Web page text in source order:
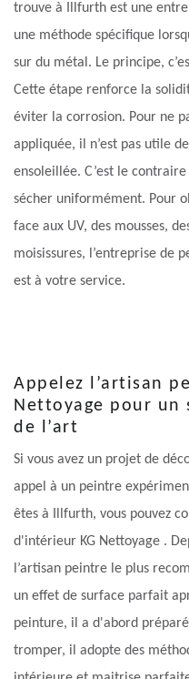
trouve à Illfurth est une
une méthode spécifique
sur du métal. Le principe,
Cette étape renforce la
éviter la corrosion. Pour ne
appliquée, il n’est pas utile
ensoleillée. C’est le
sécher uniformément. Pour
face aux UV, des mousses,
moisissures, l’entreprise de
est à votre service.
Appelez l’artisan
Nettoyage pour un
de l’art
Si vous avez un projet de
appel à un peintre
êtes à Illfurth, vous pouvez
d'intérieur KG Nettoyage .
l’artisan peintre le plus
un effet de surface parfait
peinture, il a d'abord
tromper, il adopte des